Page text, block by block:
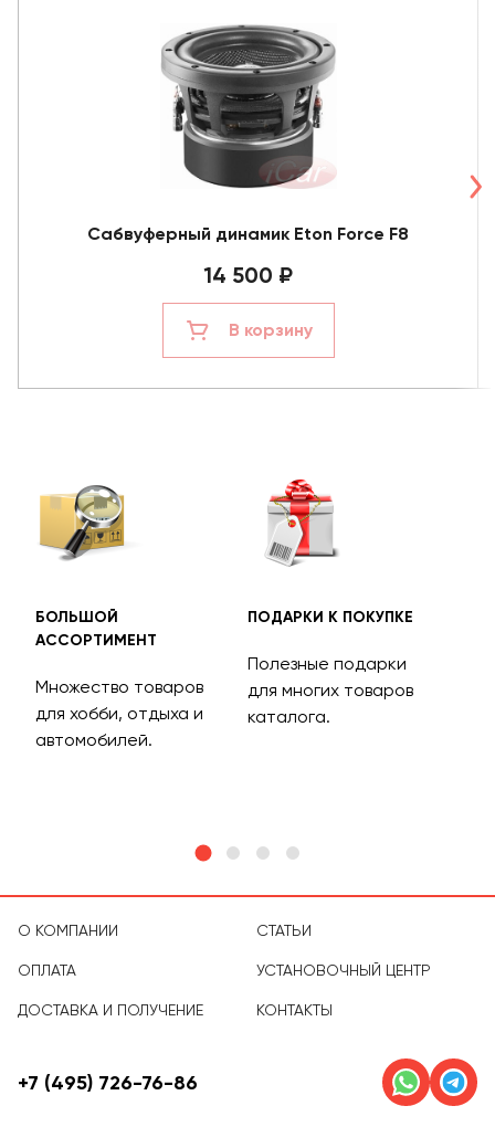
Сабвуферный динамик Eton Force F8
14 500 ₽
В корзину
БОЛЬШОЙ
АССОРТИМЕНТ
Множество товаров
для хобби, отдыха и
автомобилей.
ПОДАРКИ К ПОКУПКЕ
Полезные подарки
для многих товаров
каталога.
О КОМПАНИИ
ОПЛАТА
ДОСТАВКА И ПОЛУЧЕНИЕ
СТАТЬИ
УСТАНОВОЧНЫЙ ЦЕНТР
КОНТАКТЫ
+7 (495) 726-76-86